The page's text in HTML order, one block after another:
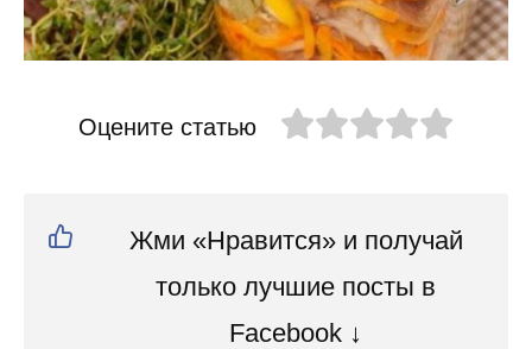
Оцените статью
Жми «Нравится» и получай
только лучшие посты в
Facebook ↓